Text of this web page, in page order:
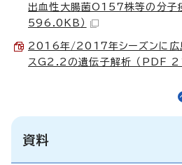
出血性大腸菌O157株等の分子
596.0KB）
2016年/2017年シーズンに広
スG2.2の遺伝子解析 （PDF
資料